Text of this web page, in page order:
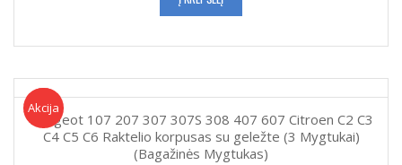
Akcija
Akcija!
Peugeot 107 207 307 307S 308 407 607 Citroen C2 C3
C4 C5 C6 Raktelio korpusas su geležte (3 Mygtukai)
(Bagažinės Mygtukas)